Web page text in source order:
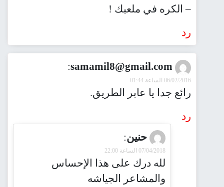
– الكره في ملعبك !
رد
samamil8@gmail.com
:
06/02/2016 الساعة 01:44
رائع جدا يا عابر الطريق.
رد
حنين:
07/04/2018 الساعة 22:00
لله درك على هذا الإحساس
والمشاعر الجياشه